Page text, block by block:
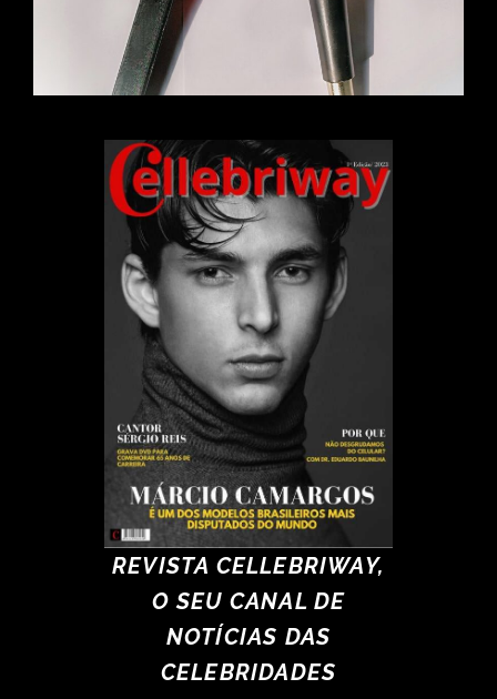
REVISTA CELLEBRIWAY,
O SEU CANAL DE
NOTÍCIAS DAS
CELEBRIDADES